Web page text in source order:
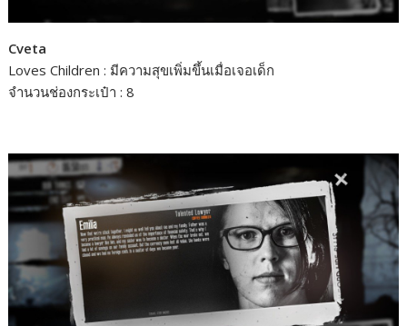
Cveta
Loves Children : มีความสุขเพิ่มขึ้นเมื่อเจอเด็ก
จำนวนช่องกระเป๋า : 8